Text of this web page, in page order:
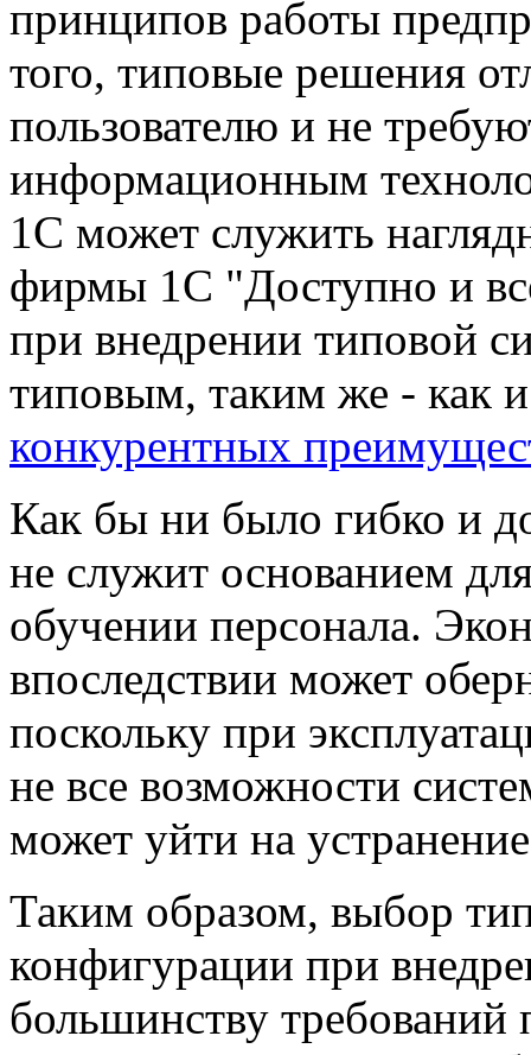
принципов работы
того, типовые решения
пользователю и не
информационным
1С может служить
фирмы 1С "Доступно и
при внедрении типовой
типовым, таким же - как
конкурентных
Как бы ни было гибко и
не служит основанием
обучении персонала.
впоследствии может
поскольку при
не все возможности
может уйти на
Таким образом, выбор
конфигурации при
большинству требований